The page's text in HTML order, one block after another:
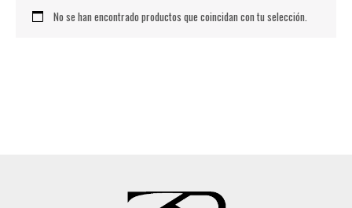
No se han encontrado productos que coincidan con tu selección.